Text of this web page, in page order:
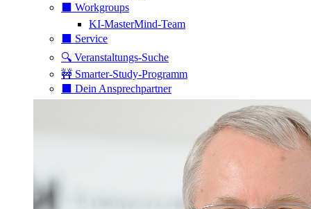
⬛️ Workgroups
KI-MasterMind-Team
⬛️ Service
🔍 Veranstaltungs-Suche
🚧 Smarter-Study-Programm
⬛️ Dein Ansprechpartner